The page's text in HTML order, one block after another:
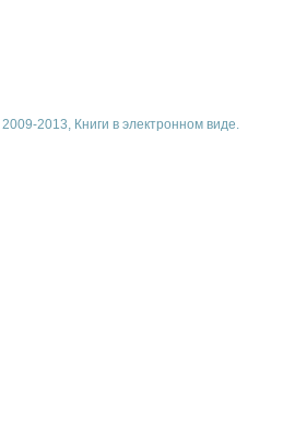
2013, Книги в электронном виде.